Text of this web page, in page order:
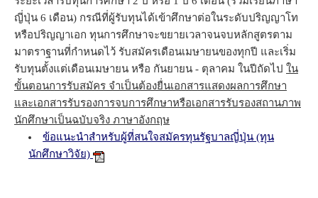
ญี่ปุ่น 6 เดือน) กรณีที่ผู้รับทุนได้เข้าศึกษาต่อในระดับปริญญาโท
หรือปริญญาเอก ทุนการศึกษาจะขยายเวลาจนจบหลักสูตรตาม
มาตราฐานที่กำหนดไว้ รับสมัครเดือนเมษายนของทุกปี และเริ่ม
รับทุนตั้งแต่เดือนเมษายน หรือ กันยายน - ตุลาคม ในปีถัดไป ใน
ขั้นตอนการรับสมัคร จำเป็นต้องยื่นเอกสารแสดงผลการศึกษา
และเอกสารรับรองการจบการศึกษาหรือเอกสารรับรองสถานภาพ
นักศึกษาเป็นฉบับจริง ภาษาอังกฤษ
ข้อแนะนำสำหรับผู้ที่สนใจสมัครทุนรัฐบาลญี่ปุ่น (ทุน
นักศึกษาวิจัย)